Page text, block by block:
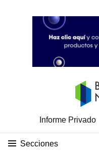
Informe Privado
Secciones